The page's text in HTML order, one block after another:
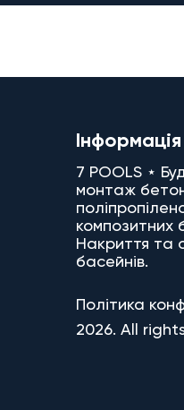
Інформація
7 POOLS ⋆
монтаж
композитних
Накриття та
басейнів.
Політика
2026. All